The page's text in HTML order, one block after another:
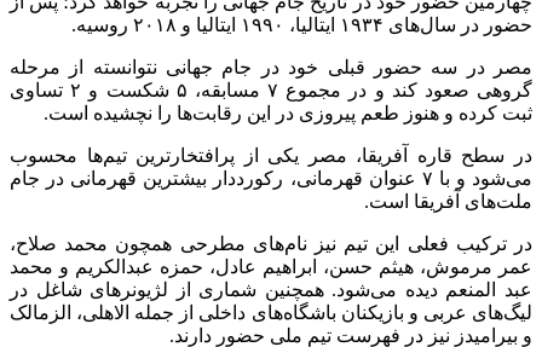
حضور در سال‌های ۱۹۳۴ ایتالیا، ۱۹۹۰ ایتالیا و ۲۰۱۸ روسیه.
مصر در سه حضور قبلی خود در جام جهانی نتوانسته از مرحله
گروهی صعود کند و در مجموع ۷ مسابقه، ۵ شکست و ۲ تساوی
ثبت کرده و هنوز طعم پیروزی در این رقابت‌ها را نچشیده است.
در سطح قاره آفریقا، مصر یکی از پرافتخارترین تیم‌ها محسوب
می‌شود و با ۷ عنوان قهرمانی، رکورددار بیشترین قهرمانی در جام
ملت‌های آفریقا است.
در ترکیب فعلی این تیم نیز نام‌های مطرحی همچون محمد صلاح،
عمر مرموش، هیثم حسن، ابراهیم عادل، حمزه عبدالکریم و محمد
عبد المنعم دیده می‌شود. همچنین شماری از لژیونرهای شاغل در
لیگ‌های عربی و بازیکنان باشگاه‌های داخلی از جمله الاهلی، الزمالک
و بیرامیدز نیز در فهرست تیم ملی حضور دارند.